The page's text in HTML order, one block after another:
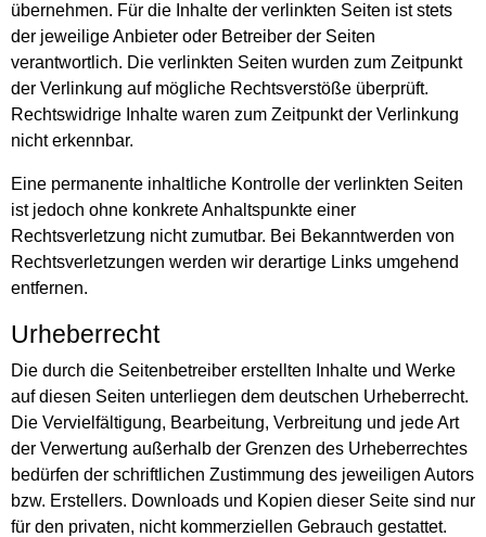
übernehmen. Für die Inhalte der verlinkten Seiten ist stets
der jeweilige Anbieter oder Betreiber der Seiten
verantwortlich. Die verlinkten Seiten wurden zum Zeitpunkt
der Verlinkung auf mögliche Rechtsverstöße überprüft.
Rechtswidrige Inhalte waren zum Zeitpunkt der Verlinkung
nicht erkennbar.
Eine permanente inhaltliche Kontrolle der verlinkten Seiten
ist jedoch ohne konkrete Anhaltspunkte einer
Rechtsverletzung nicht zumutbar. Bei Bekanntwerden von
Rechtsverletzungen werden wir derartige Links umgehend
entfernen.
Urheberrecht
Die durch die Seitenbetreiber erstellten Inhalte und Werke
auf diesen Seiten unterliegen dem deutschen Urheberrecht.
Die Vervielfältigung, Bearbeitung, Verbreitung und jede Art
der Verwertung außerhalb der Grenzen des Urheberrechtes
bedürfen der schriftlichen Zustimmung des jeweiligen Autors
bzw. Erstellers. Downloads und Kopien dieser Seite sind nur
für den privaten, nicht kommerziellen Gebrauch gestattet.